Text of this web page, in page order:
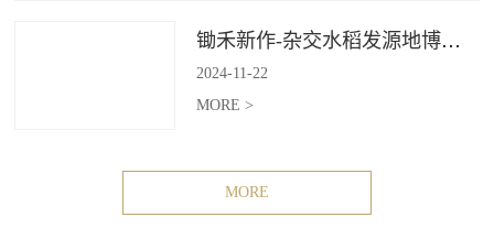
锄禾新作-杂交水稻发源地博物苑，欢迎前去打卡体验
2024-11 -22
MORE >
MORE